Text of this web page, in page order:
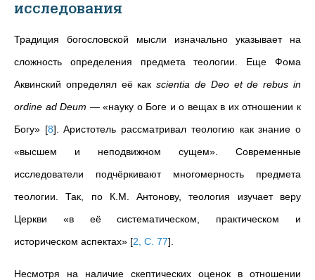
исследования
Традиция богословской мысли изначально указывает на
сложность определения предмета теологии. Еще Фома
Аквинский определял её какscientia de Deo et de rebus in
ordine ad Deum — «науку о Боге и о вещах в их отношении к
Богу» [8] . Аристотель рассматривал теологию как знание о
«высшем и неподвижном сущем». Современные
исследователи подчёркивают многомерность предмета
теологии. Так, по К.М. Антонову, теология изучает веру
Церкви «в её систематическом, практическом и
историческом аспектах» [2, С. 77]
Несмотря на наличие скептических оценок в отношении